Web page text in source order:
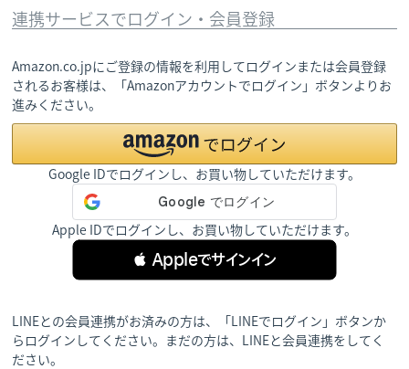
連携サービスでログイン・会員登録
Apple IDでログインし、お買い物していただけます。
 Appleでサインイン
Google IDでログインし、お買い物していただけます。
Amazon.co.jpにご登録の情報を利用してログインまたは会員登録
されるお客様は、「Amazonアカウントでログイン」ボタンよりお
進みください。
LINEとの会員連携がお済みの方は、「LINEでログイン」ボタンか
らログインしてください。まだの方は、 LINEと会員連携をしてく
ださい。